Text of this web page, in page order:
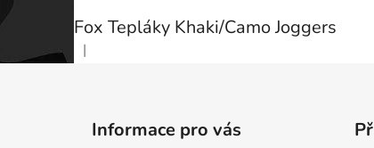
Fox Tepláky Khaki/Camo Joggers
Hodnocení produktu je 5 z 5 hvězdiček.
|
Informace pro vás